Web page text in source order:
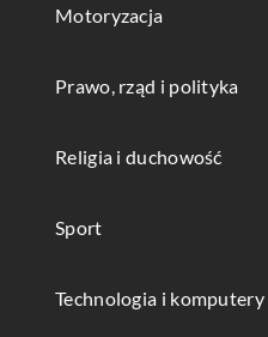
Motoryzacja
Prawo, rząd i polityka
Religia i duchowość
Sport
Technologia i komputery